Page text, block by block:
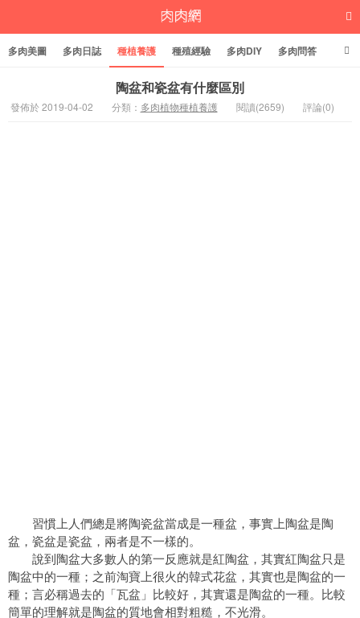
多肉美圖 多肉日誌 種植養護 種殖經驗 多肉DIY 多肉問答
陶盆和瓷盆有什麼區別
發佈於 2019-04-02 分類： 多肉植物種植養護 閱讀(2659) 評論(0)
習慣上人們總是將陶瓷盆當成是一種盆，事實上陶盆是陶
盆，瓷盆是瓷盆，兩者是不一樣的。
說到陶盆大多數人的第一反應就是紅陶盆，其實紅陶盆只是
陶盆中的一種；之前淘寶上很火的韓式花盆，其實也是陶盆的一
種；言必稱過去的「瓦盆」比較好，其實還是陶盆的一種。比較
簡單的理解就是陶盆的質地會相對粗糙，不光滑。